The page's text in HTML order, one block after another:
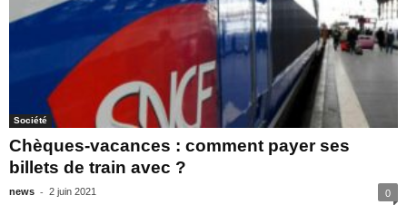
Société
Chèques-vacances : comment payer ses
billets de train avec ?
news - 2 juin 2021 0